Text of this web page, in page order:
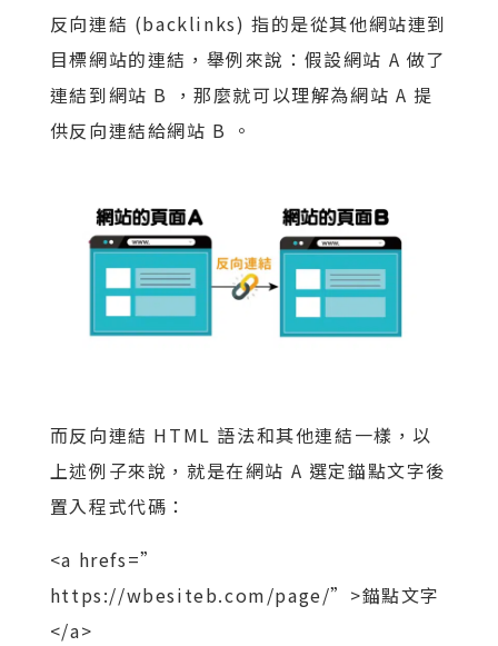
反向連結 (backlinks) 指的是從其他網站連到
目標網站的連結，舉例來說：假設網站 A 做了
連結到網站 B ，那麼就可以理解為網站 A 提
供反向連結給網站 B 。
而反向連結 HTML 語法和其他連結一樣，以
上述例子來說，就是在網站 A 選定錨點文字後
置入程式代碼：
<a hrefs=”
https://wbesiteb.com/page/”>錨點文字
</a>